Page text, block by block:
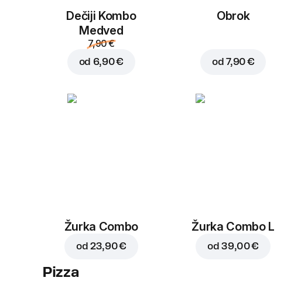
Dečiji Kombo
Medved
7,90 €
od 6,90 €
Obrok
od7,90 €
Žurka Combo
od 23,90 €
Žurka Combo L
od39,00 €
Pizza